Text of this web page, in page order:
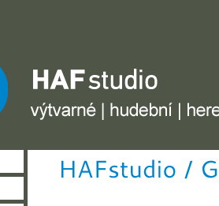
hudební, herecké